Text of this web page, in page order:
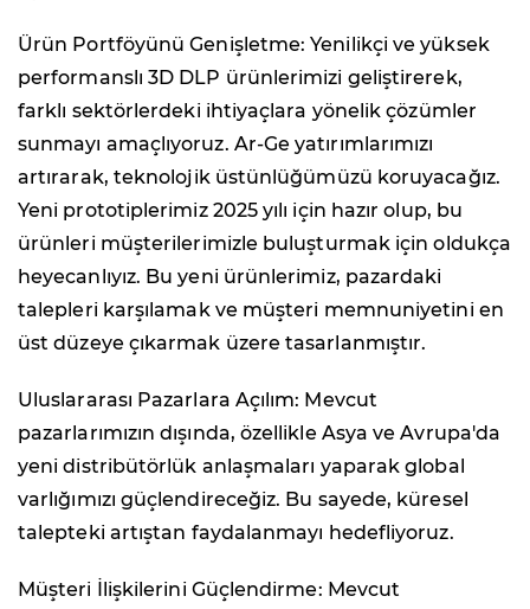
Ürün Portföyünü Genişletme: Yenilikçi ve yüksek
performanslı 3D DLP ürünlerimizi geliştirerek,
farklı sektörlerdeki ihtiyaçlara yönelik çözümler
sunmayı amaçlıyoruz. Ar-Ge yatırımlarımızı
artırarak, teknolojik üstünlüğümüzü koruyacağız.
Yeni prototiplerimiz 2025 yılı için hazır olup, bu
ürünleri müşterilerimizle buluşturmak için oldukça
heyecanlıyız. Bu yeni ürünlerimiz, pazardaki
talepleri karşılamak ve müşteri memnuniyetini en
üst düzeye çıkarmak üzere tasarlanmıştır.
Uluslararası Pazarlara Açılım: Mevcut
pazarlarımızın dışında, özellikle Asya ve Avrupa'da
yeni distribütörlük anlaşmaları yaparak global
varlığımızı güçlendireceğiz. Bu sayede, küresel
talepteki artıştan faydalanmayı hedefliyoruz.
Müşteri İlişkilerini Güçlendirme: Mevcut